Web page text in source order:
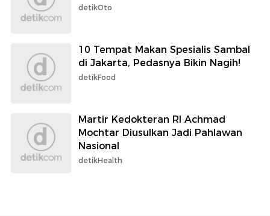
detikOto
10 Tempat Makan Spesialis Sambal
di Jakarta, Pedasnya Bikin Nagih!
detikFood
Martir Kedokteran RI Achmad
Mochtar Diusulkan Jadi Pahlawan
Nasional
detikHealth